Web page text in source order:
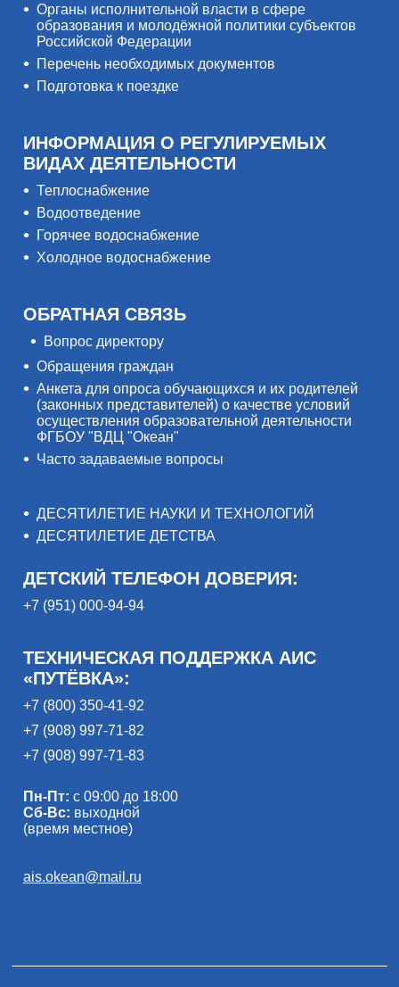
Органы исполнительной власти в сфере
образования и молодёжной политики субъектов
Российской Федерации
Перечень необходимых документов
Подготовка к поездке
ИНФОРМАЦИЯ О РЕГУЛИРУЕМЫХ
ВИДАХ ДЕЯТЕЛЬНОСТИ
Теплоснабжение
Водоотведение
Горячее водоснабжение
Холодное водоснабжение
ОБРАТНАЯ СВЯЗЬ
Вопрос директору
Обращения граждан
Анкета для опроса обучающихся и их родителей
(законных представителей) о качестве условий
осуществления образовательной деятельности
ФГБОУ "ВДЦ "Океан"
Часто задаваемые вопросы
ДЕСЯТИЛЕТИЕ НАУКИ И ТЕХНОЛОГИЙ
ДЕСЯТИЛЕТИЕ ДЕТСТВА
ДЕТСКИЙ ТЕЛЕФОН ДОВЕРИЯ:
+7 (951) 000-94-94
ТЕХНИЧЕСКАЯ ПОДДЕРЖКА АИС
«ПУТЁВКА»:
+7 (800) 350-41-92
+7 (908) 997-71-82
+7 (908) 997-71-83
Пн-Пт: с 09:00 до 18:00
Сб-Вс: выходной
(время местное)
ais.okean@mail.ru